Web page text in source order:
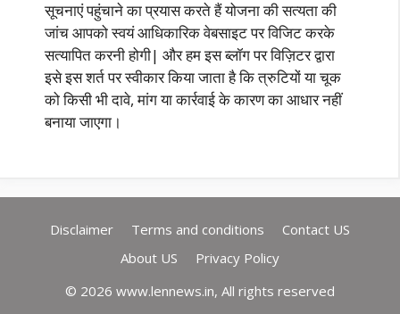
सूचनाएं पहुंचाने का प्रयास करते हैं योजना की सत्यता की
जांच आपको स्वयं आधिकारिक वेबसाइट पर विजिट करके
सत्यापित करनी होगी| और हम इस ब्लॉग पर विज़िटर द्वारा
इसे इस शर्त पर स्वीकार किया जाता है कि त्रुटियों या चूक
को किसी भी दावे, मांग या कार्रवाई के कारण का आधार नहीं
बनाया जाएगा।
Disclaimer Terms and conditions
Contact US
About US
Privacy Policy
© 2026 www.lennews.in, All rights reserved